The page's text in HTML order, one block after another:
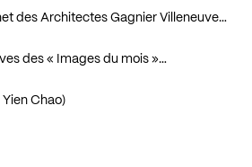
des Architectes Gagnier Villeneuve…
des « Images du mois »…
Yien Chao)